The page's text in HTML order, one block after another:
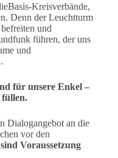
Kreisverbände,
Denn der Leuchtturm
und
führen, der uns
und
für unsere Enkel –
füllen.
Dialogangebot an die
vor den
Voraussetzung